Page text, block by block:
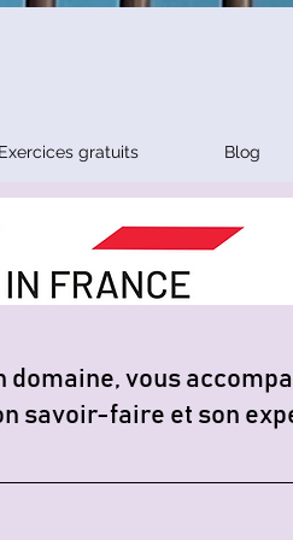
Exercices gratuits Blog
domaine, vous
savoir-faire et son